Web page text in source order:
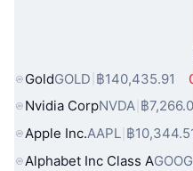
สินทรัพย์ในโลกแ
GoldGOLD ฿140,435.91
Nvidia CorpNVDA ฿
Apple Inc.AAPL ฿
Alphabet Inc Class A